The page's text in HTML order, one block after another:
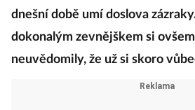
dnešní době umí doslova
dokonalým zevnějškem si
neuvědomily, že už si skoro